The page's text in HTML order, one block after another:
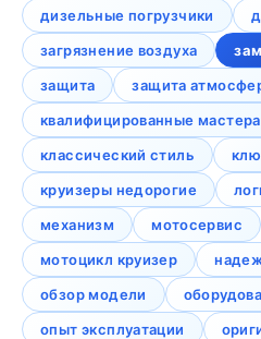
дизельные погрузчики
загрязнение воздуха
защита
защита
квалифицированные мастера
классический стиль
круизеры недорогие
механизм
мотосервис
мотоцикл круизер
обзор модели
опыт эксплуатации